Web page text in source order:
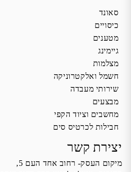
סאונד
כיסויים
מטענים
גיימינג
מצלמות
חשמל ואלקטרוניקה
שירותי מעבדה
מבצעים
מחשבים וציוד הקפי
חבילות לכרטיס סים
יצירת קשר
מיקום העסק- רחוב אחד העם 5,